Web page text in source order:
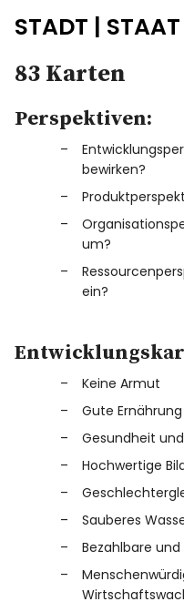
STADT |
Zielorientierung
Strategiekarten
83 Karten
Perspektiven
Anleitung
Entwickler
83 Karten
Perspektiven:
bewirken?
um?
ein?
Keine Armut
Gute Ernährung
Gesundheit
Hochwertige
Sauberes
Bezahlbare